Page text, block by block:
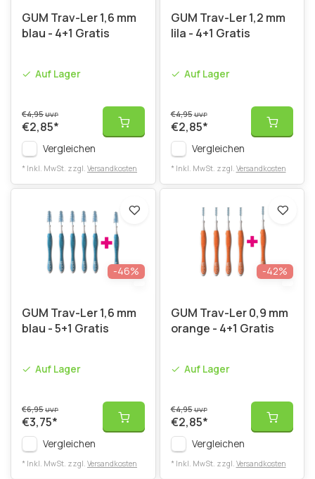
GUM Trav-Ler 1,6 mm
blau - 4+1 Gratis
Auf Lager
€4,95UVP
€2,85*
Vergleichen
* Inkl. MwSt. zzgl. Versandkosten
GUM Trav-Ler 1,2 mm
lila - 4+1 Gratis
Auf Lager
€4,95UVP
€2,85*
Vergleichen
* Inkl. MwSt. zzgl. Versandkosten
-46%
GUM Trav-Ler 1,6 mm
blau - 5+1 Gratis
Auf Lager
€6,95UVP
€3,75*
Vergleichen
* Inkl. MwSt. zzgl. Versandkosten
-42%
GUM Trav-Ler 0,9 mm
orange - 4+1 Gratis
Auf Lager
€4,95UVP
€2,85*
Vergleichen
* Inkl. MwSt. zzgl. Versandkosten